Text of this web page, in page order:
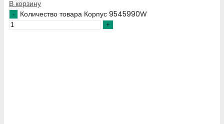
В корзину
Количество товара Корпус 9545990W